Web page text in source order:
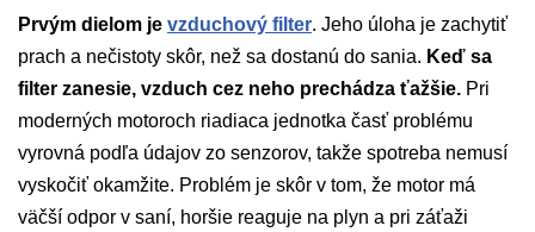
Prvým dielom je vzduchový filter. Jeho úloha je zachytiť
prach a nečistoty skôr, než sa dostanú do sania. Keď sa
filter zanesie, vzduch cez neho prechádza ťažšie. Pri
moderných motoroch riadiaca jednotka časť problému
vyrovná podľa údajov zo senzorov, takže spotreba nemusí
vyskočiť okamžite. Problém je skôr v tom, že motor má
väčší odpor v saní, horšie reaguje na plyn a pri záťaži